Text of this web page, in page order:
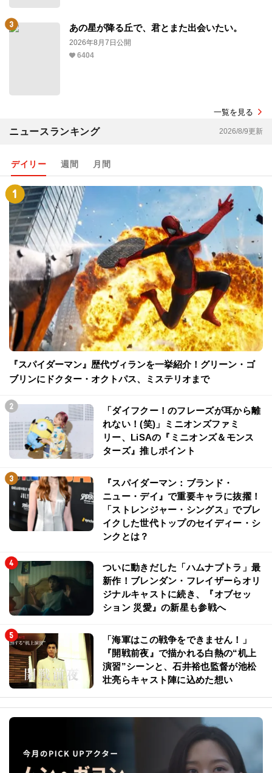
あの星が降る丘で、君とまた出会いたい。
2026年8月7日公開
6404
一覧を見る
ニュースランキング 2026/8/9更新
デイリー 週間 月間
『スパイダーマン』歴代ヴィランを一挙紹介！グリーン・ゴ
ブリンにドクター・オクトパス、ミステリオまで
「ダイフクー！のフレーズが耳から離
れない！(笑)」ミニオンズファミ
リー、LiSAの『ミニオンズ＆モンス
ターズ』推しポイント
『スパイダーマン：ブランド・
ニュー・デイ』で重要キャラに抜擢！
「ストレンジャー・シングス」でブレ
イクした世代トップのセイディー・シ
ンクとは？
ついに動きだした「ハムナプトラ」最
新作！ブレンダン・フレイザーらオリ
ジナルキャストに続き、『オブセッ
ション 災愛』の新星も参戦へ
「海軍はこの戦争をできません！」
『開戦前夜』で描かれる白熱の“机上
演習”シーンと、石井裕也監督が池松
壮亮らキャスト陣に込めた想い